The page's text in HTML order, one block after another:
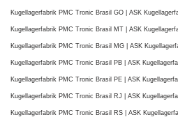
Kugellagerfabrik PMC Tronic Brasil GO | ASK
Kugellagerfabrik PMC Tronic Brasil MT | ASK
Kugellagerfabrik PMC Tronic Brasil MG | ASK
Kugellagerfabrik PMC Tronic Brasil PB | ASK
Kugellagerfabrik PMC Tronic Brasil PE | ASK
Kugellagerfabrik PMC Tronic Brasil RJ | ASK
Kugellagerfabrik PMC Tronic Brasil RS | ASK